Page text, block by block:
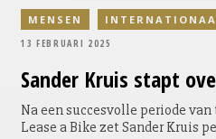
Sander Kruis stapt
Na een succesvolle periode
Lease a Bike zet Sander Kruis
MENSEN
13 FEBRUARI 2025